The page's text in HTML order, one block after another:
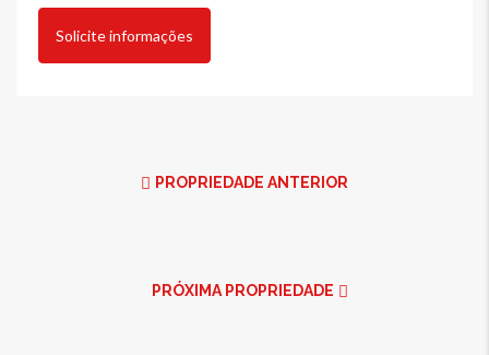
Solicite informações
PROPRIEDADE ANTERIOR
PRÓXIMA PROPRIEDADE